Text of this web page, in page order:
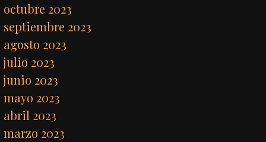
octubre 2023
septiembre 2023
agosto 2023
julio 2023
junio 2023
mayo 2023
abril 2023
marzo 2023